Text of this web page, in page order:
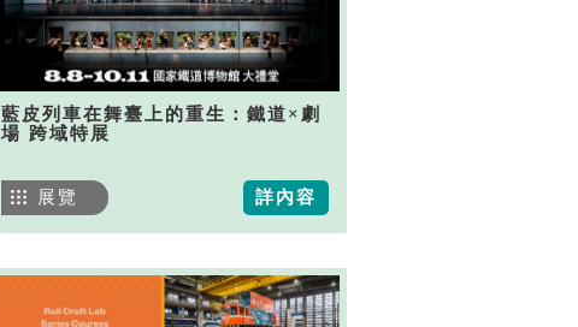
藍皮列車在舞臺上的重生：鐵道×劇
場 跨域特展
詳內容
展覽